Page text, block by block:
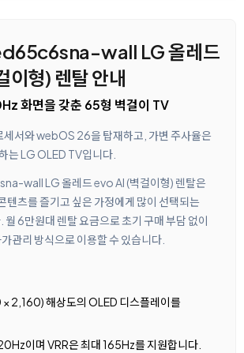
wall LG 올레드
형) 렌탈 안내
화면을 갖춘 65형 벽걸이 TV
세서와 webOS 26을 탑재하고, 가변 주사율은
는 LG OLED TV입니다.
wall LG 올레드 evo AI (벽걸이형) 렌탈은
텐츠를 즐기고 싶은 가정에게 많이 선택되는
6만원대 렌탈 요금으로 초기 구매 부담 없이
관리 방식으로 이용할 수 있습니다.
2,160) 해상도의 OLED 디스플레이를
이며 VRR은 최대 165Hz를 지원합니다.